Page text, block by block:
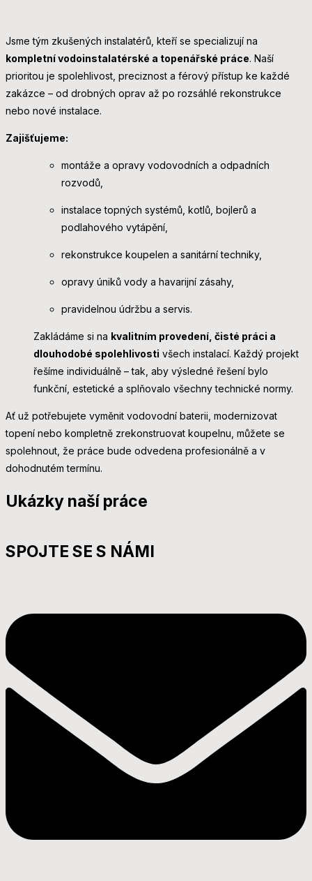
Jsme tým zkušených instalatérů, kteří se specializují na
kompletní vodoinstalatérské a topenářské práce. Naší
prioritou je spolehlivost, preciznost a férový přístup ke každé
zakázce – od drobných oprav až po rozsáhlé rekonstrukce
nebo nové instalace.
Zajišťujeme:
montáže a opravy vodovodních a odpadních
rozvodů,
instalace topných systémů, kotlů, bojlerů a
podlahového vytápění,
rekonstrukce koupelen a sanitární techniky,
opravy úniků vody a havarijní zásahy,
pravidelnou údržbu a servis.
Zakládáme si na kvalitním provedení, čisté práci a
dlouhodobé spolehlivosti všech instalací. Každý projekt
řešíme individuálně – tak, aby výsledné řešení bylo
funkční, estetické a splňovalo všechny technické normy.
Ať už potřebujete vyměnit vodovodní baterii, modernizovat
topení nebo kompletně zrekonstruovat koupelnu, můžete se
spolehnout, že práce bude odvedena profesionálně a v
dohodnutém termínu.
Ukázky naší práce
SPOJTE SE S NÁMI